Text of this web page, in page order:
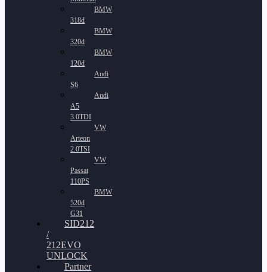
BMW
318d
BMW
320d
BMW
120d
Audi
S6
Audi
A5
3.0TDI
VW
Arteon
2.0TSI
VW
Passat
110PS
BMW
520d
G31
SID212
/
212EVO
UNLOCK
Partner